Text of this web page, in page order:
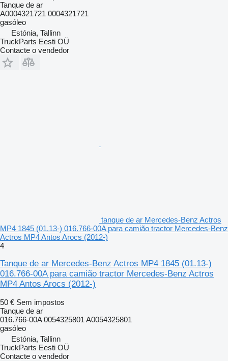
Tanque de ar
A0004321721 0004321721
gasóleo
Estónia, Tallinn
TruckParts Eesti OÜ
Contacte o vendedor
tanque de ar Mercedes-Benz Actros
MP4 1845 (01.13-) 016.766-00A para camião tractor Mercedes-Benz
Actros MP4 Antos Arocs (2012-)
4
Tanque de ar Mercedes-Benz Actros MP4 1845 (01.13-)
016.766-00A para camião tractor Mercedes-Benz Actros
MP4 Antos Arocs (2012-)
50 € Sem impostos
Tanque de ar
016.766-00A 0054325801 A0054325801
gasóleo
Estónia, Tallinn
TruckParts Eesti OÜ
Contacte o vendedor